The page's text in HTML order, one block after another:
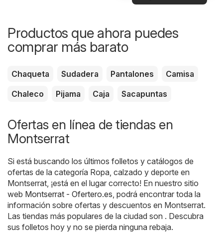
Productos que ahora puedes
comprar más barato
Chaqueta Sudadera Pantalones
Camisa
Chaleco
Pijama Caja Sacapuntas
Ofertas en línea de tiendas en
Montserrat
Si está buscando los últimos folletos y catálogos de
ofertas de la categoría Ropa, calzado y deporte en
Montserrat, ¡está en el lugar correcto! En nuestro sitio
web Montserrat - Ofertero.es , podrá encontrar toda la
información sobre ofertas y descuentos en Montserrat.
Las tiendas más populares de la ciudad son . Descubra
sus folletos hoy y no se pierda ninguna rebaja.